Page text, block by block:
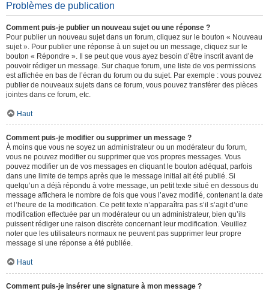
Problèmes de publication
Comment puis-je publier un nouveau sujet ou une réponse ?
Pour publier un nouveau sujet dans un forum, cliquez sur le bouton « Nouveau
sujet ». Pour publier une réponse à un sujet ou un message, cliquez sur le
bouton « Répondre ». Il se peut que vous ayez besoin d’être inscrit avant de
pouvoir rédiger un message. Sur chaque forum, une liste de vos permissions
est affichée en bas de l’écran du forum ou du sujet. Par exemple : vous pouvez
publier de nouveaux sujets dans ce forum, vous pouvez transférer des pièces
jointes dans ce forum, etc.
Haut
Comment puis-je modifier ou supprimer un message ?
À moins que vous ne soyez un administrateur ou un modérateur du forum,
vous ne pouvez modifier ou supprimer que vos propres messages. Vous
pouvez modifier un de vos messages en cliquant le bouton adéquat, parfois
dans une limite de temps après que le message initial ait été publié. Si
quelqu’un a déjà répondu à votre message, un petit texte situé en dessous du
message affichera le nombre de fois que vous l’avez modifié, contenant la date
et l’heure de la modification. Ce petit texte n’apparaîtra pas s’il s’agit d’une
modification effectuée par un modérateur ou un administrateur, bien qu’ils
puissent rédiger une raison discrète concernant leur modification. Veuillez
noter que les utilisateurs normaux ne peuvent pas supprimer leur propre
message si une réponse a été publiée.
Haut
Comment puis-je insérer une signature à mon message ?